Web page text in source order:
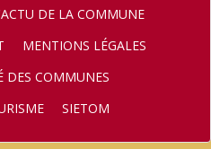
DE LA COMMUNE
MENTIONS LÉGALES
DES COMMUNES
SIETOM